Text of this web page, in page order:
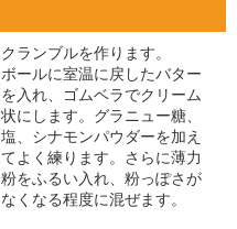
クランブルを作ります。
ボールに室温に戻したバター
を入れ、ゴムベラでクリーム
状にします。グラニュー糖、
塩、シナモンパウダーを加え
てよく練ります。さらに薄力
粉をふるい入れ、粉っぽさが
なくなる程度に混ぜます。